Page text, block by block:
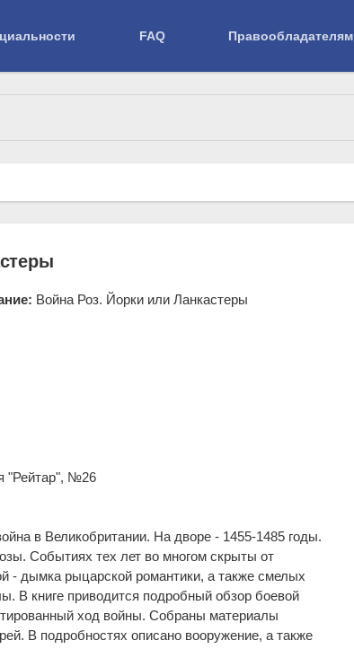
FAQ Правообладателям
Война Роз. Йорки или Ланкастеры
"Рейтар", №26
в Великобритании. На дворе - 1455-1485 годы.
Событиях тех лет во многом скрыты от
- дымка рыцарской романтики, а также смелых
В книге приводится подробный обзор боевой
ход войны. Собраны материалы
В подробностях описано вооружение, а также